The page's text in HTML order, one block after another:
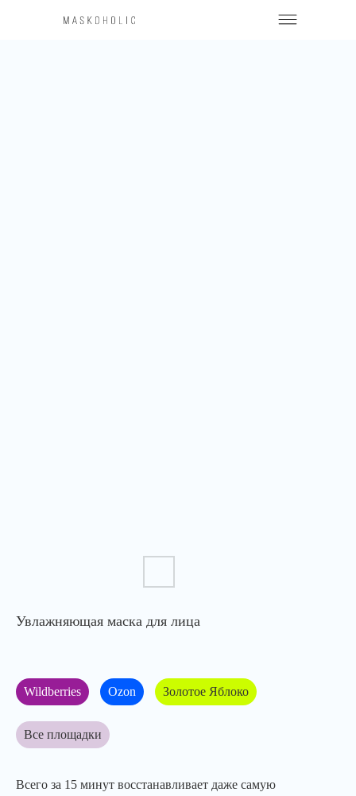
Увлажняющая маска для лица
Wildberries Ozon Золотое Яблоко
Все площадки
Всего за 15 минут восстанавливает даже самую